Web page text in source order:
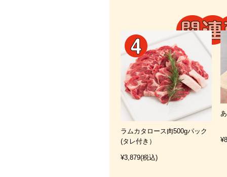
ラムカタロース肉500gパック
(タレ付き）
¥3,879(税込)